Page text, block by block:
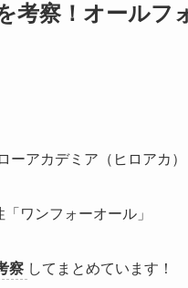
考察！オールフ
アカデミア（ヒロアカ）
ワンフォーオール」
察 してまとめています！